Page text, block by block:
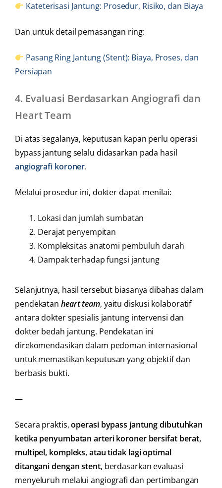
Kateterisasi Jantung: Prosedur, Risiko, dan Biaya
Dan untuk detail pemasangan ring:
Pasang Ring Jantung (Stent): Biaya, Proses, dan
Persiapan
4. Evaluasi Berdasarkan Angiografi dan
Heart Team
Di atas segalanya, keputusan kapan perlu operasi
bypass jantung selalu didasarkan pada hasil
angiografi koroner.
Melalui prosedur ini, dokter dapat menilai:
Lokasi dan jumlah sumbatan
Derajat penyempitan
Kompleksitas anatomi pembuluh darah
Dampak terhadap fungsi jantung
Selanjutnya, hasil tersebut biasanya dibahas dalam
pendekatan heart team, yaitu diskusi kolaboratif
antara dokter spesialis jantung intervensi dan
dokter bedah jantung. Pendekatan ini
direkomendasikan dalam pedoman internasional
untuk memastikan keputusan yang objektif dan
berbasis bukti.
—
Secara praktis,operasi bypass jantung dibutuhkan
ketika penyumbatan arteri koroner bersifat berat,
multipel, kompleks, atau tidak lagi optimal
ditangani dengan stent, berdasarkan evaluasi
menyeluruh melalui angiografi dan pertimbangan